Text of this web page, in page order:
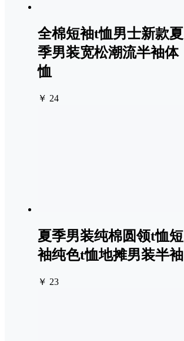
全棉短袖t恤男士新款夏
季男装宽松潮流半袖体
恤
￥ 24
夏季男装纯棉圆领t恤短
袖纯色t恤地摊男装半袖
￥ 23